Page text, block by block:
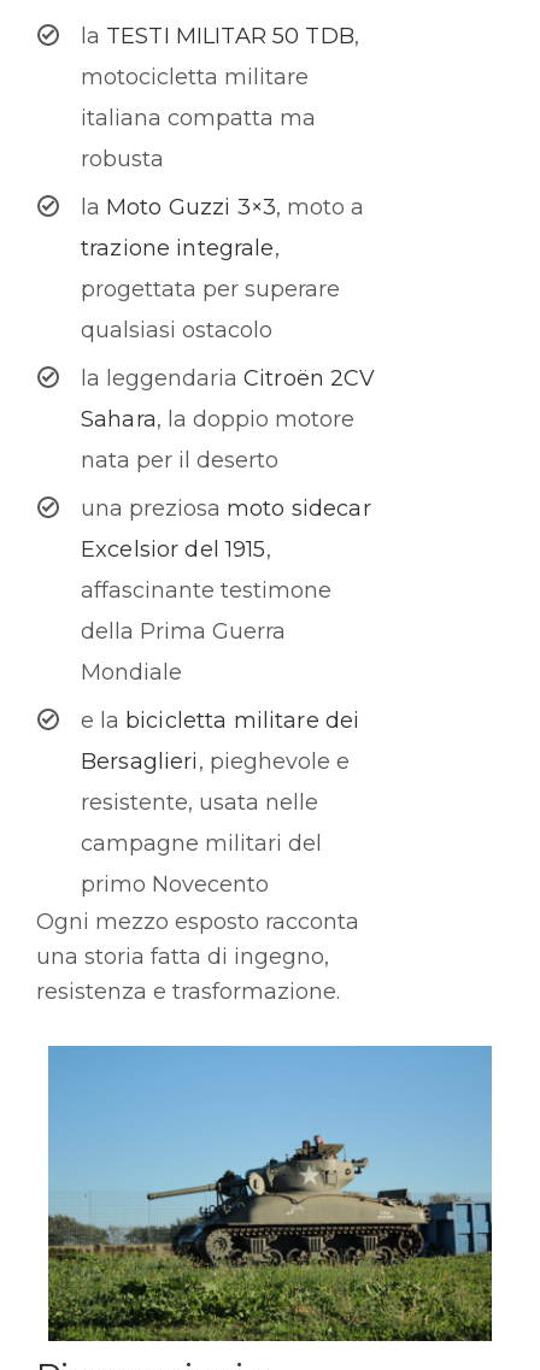
la TESTI MILITAR 50 TDB,
motocicletta militare
italiana compatta ma
robusta
la Moto Guzzi 3×3, moto a
trazione integrale,
progettata per superare
qualsiasi ostacolo
la leggendaria Citroën 2CV
Sahara, la doppio motore
nata per il deserto
una preziosa moto sidecar
Excelsior del 1915,
affascinante testimone
della Prima Guerra
Mondiale
e la bicicletta militare dei
Bersaglieri, pieghevole e
resistente, usata nelle
campagne militari del
primo Novecento
Ogni mezzo esposto racconta
una storia fatta di ingegno,
resistenza e trasformazione.